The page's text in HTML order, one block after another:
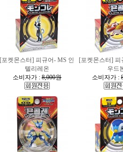
[포켓몬스터] 피규어- MS 인
텔리레온
소비자가 : 8,000원
[포켓몬스터] 피
우드
소비자가 :